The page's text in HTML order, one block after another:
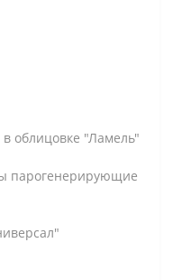
облицовке "Ламель"
парогенерирующие